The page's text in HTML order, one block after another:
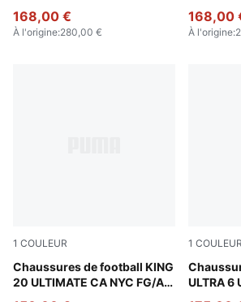
168,00 €
À l'origine:280,00 €
168,00
À l'origine:
1 COULEUR
Chaussures de football KING
20 ULTIMATE CA NYC FG/AG
Icy Blue-Mint Jelly-Sparkling Green
1 COULEUR
ULTRA 6
Rose